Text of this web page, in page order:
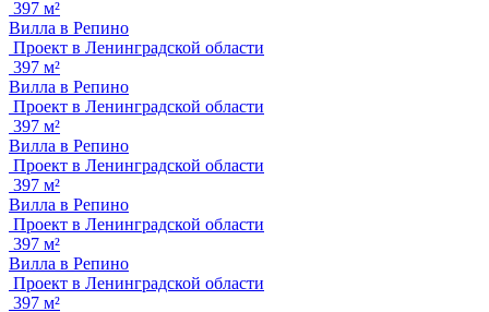
397 м²
Вилла в Репино
Проект в Ленинградской области
397 м²
Вилла в Репино
Проект в Ленинградской области
397 м²
Вилла в Репино
Проект в Ленинградской области
397 м²
Вилла в Репино
Проект в Ленинградской области
397 м²
Вилла в Репино
Проект в Ленинградской области
397 м²